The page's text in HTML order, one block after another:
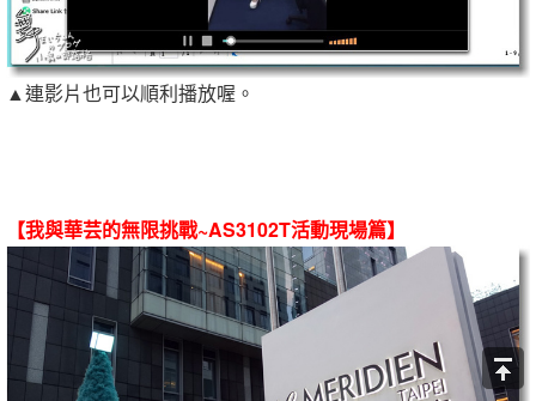
▲連影片也可以順利播放喔。
【我與華芸的無限挑戰~AS3102T活動現場篇】